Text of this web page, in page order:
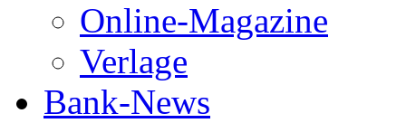
Online-Magazine
Verlage
Bank-News